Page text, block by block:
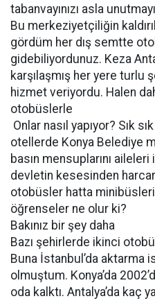
tabanvayınızı asla
Bu merkeziyetçiliğin
gördüm her dış semtte
gidebiliyordunuz. Keza
karşılaşmış her yere
hizmet veriyordu. Halen
otobüslerle
Onlar nasıl yapıyor? Sık
otellerde Konya Belediye
basın mensuplarını
devletin kesesinden
otobüsler hatta
öğrenseler ne olur ki?
Bakınız bir şey daha
Bazı şehirlerde ikinci
Buna İstanbul’da aktarma
olmuştum. Konya’da
oda kalktı. Antalya’da kaç